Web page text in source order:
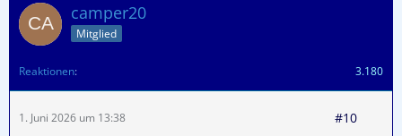
camper20
Mitglied
Reaktionen 3.180
1. Juni 2026 um 13:38 #10